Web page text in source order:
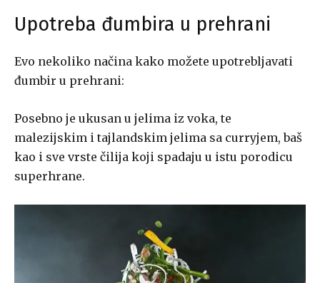
Upotreba đumbira u prehrani
Evo nekoliko načina kako možete upotrebljavati
đumbir u prehrani:
Posebno je ukusan u jelima iz voka, te
malezijskim i tajlandskim jelima sa curryjem, baš
kao i sve vrste čilija koji spadaju u istu porodicu
superhrane.